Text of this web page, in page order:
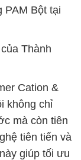
PAM Bột tại
Thành
Cation &
không chỉ
mà còn tiên
tiên tiến và
giúp tối ưu